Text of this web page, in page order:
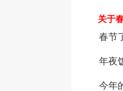
关于
春节了
年夜饭
今年的